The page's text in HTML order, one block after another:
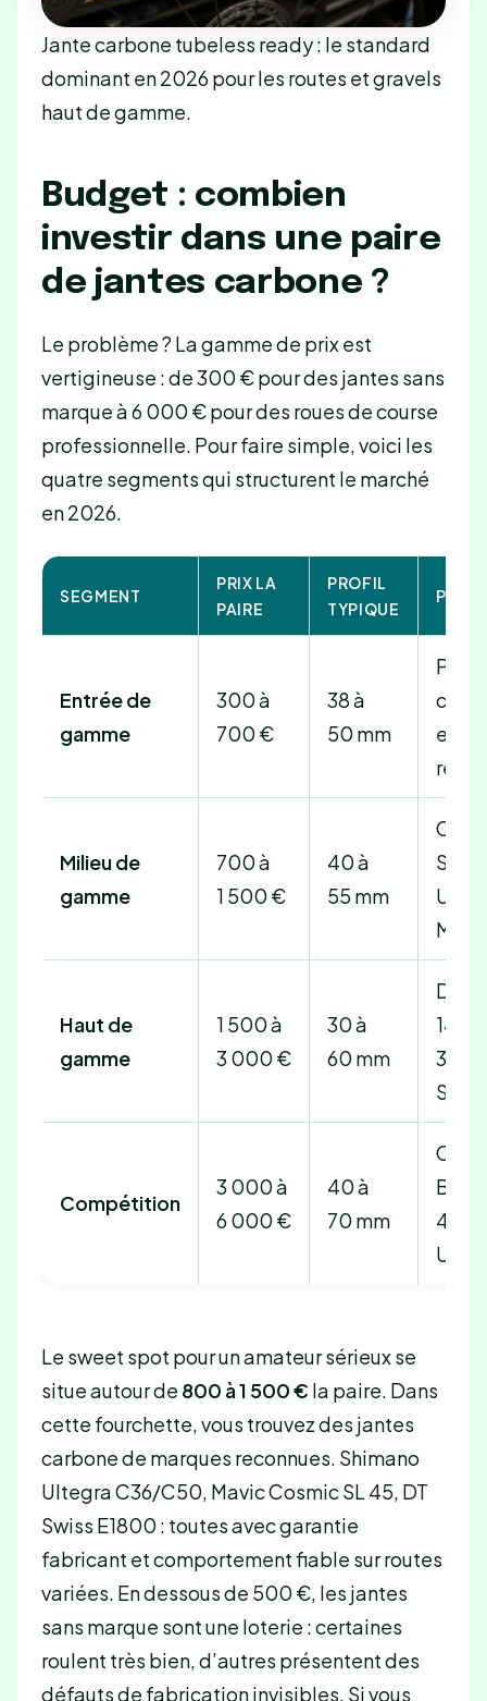
Jante carbone tubeless ready : le standard
dominant en 2026 pour les routes et gravels
haut de gamme.
Budget : combien
investir dans une paire
de jantes carbone ?
Le problème ? La gamme de prix est
vertigineuse : de 300 € pour des jantes sans
marque à 6 000 € pour des roues de course
professionnelle. Pour faire simple, voici les
quatre segments qui structurent le marché
en 2026.
SEGMENT
PRIX LA
PAIRE
PROFIL
TYPIQUE
POUR
Entrée de
gamme
300 à
700 €
38 à
50 mm
Milieu de
gamme
700 à
1 500 €
40 à
55 mm
Haut de
gamme
1 500 à
3 000 €
30 à
60 mm
DT
303,
SES
Compétition
3 000 à
6 000 €
40 à
70 mm
454,
Ultra
Le sweet spot pour un amateur sérieux se
situe autour de 800 à 1 500 € la paire. Dans
cette fourchette, vous trouvez des jantes
carbone de marques reconnues. Shimano
Ultegra C36/C50, Mavic Cosmic SL 45, DT
Swiss E1800 : toutes avec garantie
fabricant et comportement fiable sur routes
variées. En dessous de 500 €, les jantes
sans marque sont une loterie : certaines
roulent très bien, d’autres présentent des
défauts de fabrication invisibles. Si vous